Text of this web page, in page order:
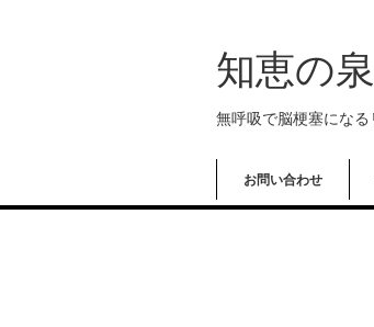
知恵の泉
無呼吸で脳梗塞にな
お問い合わせ